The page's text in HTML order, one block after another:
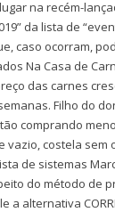
na recém-
da lista de
caso ocorram,
Na Casa de
das carnes
Filho do
comprando
vazio, costela sem
de sistemas
do método de
a alternativa